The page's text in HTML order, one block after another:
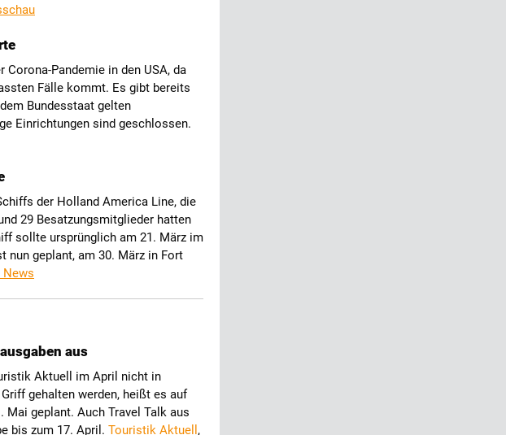
Pandemie in den USA, da
Fälle kommt. Es gibt bereits
Bundesstaat gelten
Einrichtungen sind geschlossen.
der Holland America Line, die
29 Besatzungsmitglieder hatten
sollte ursprünglich am 21. März im
geplant, am 30. März in Fort
News
aus
Aktuell im April nicht in
gehalten werden, heißt es auf
Mai geplant. Auch Travel Talk aus
bis zum 17. April. Touristik Aktuell ,